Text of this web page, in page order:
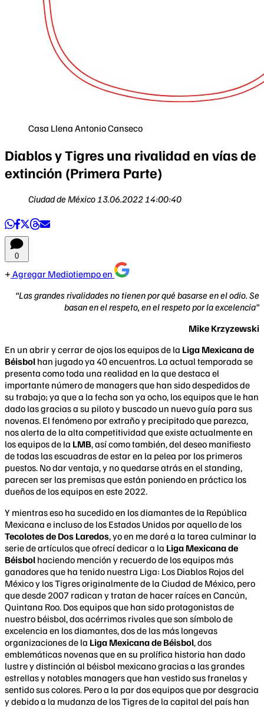
Casa Llena Antonio Canseco
Diablos y Tigres una rivalidad en vías de
extinción (Primera Parte)
Ciudad de México 13.06.2022 14:00:40
0
Agregar Mediotiempo en
“Las grandes rivalidades no tienen por qué basarse en el odio. Se
basan en el respeto, en el respeto por la excelencia”
Mike Krzyzewski
En un abrir y cerrar de ojos los equipos de la Liga Mexicana de
Béisbol han jugado ya 40 encuentros. La actual temporada se
presenta como toda una realidad en la que destaca el
importante número de managers que han sido despedidos de
su trabajo; ya que a la fecha son ya ocho, los equipos que le han
dado las gracias a su piloto y buscado un nuevo guía para sus
novenas. El fenómeno por extraño y precipitado que parezca,
nos alerta de la alta competitividad que existe actualmente en
los equipos de la LMB, así como también, del deseo manifiesto
de todas las escuadras de estar en la pelea por los primeros
puestos. No dar ventaja, y no quedarse atrás en el standing,
parecen ser las premisas que están poniendo en práctica los
dueños de los equipos en este 2022.
Y mientras eso ha sucedido en los diamantes de la República
Mexicana e incluso de los Estados Unidos por aquello de los
Tecolotes de Dos Laredos, yo en me daré a la tarea culminar la
serie de artículos que ofrecí dedicar a la Liga Mexicana de
Béisbol haciendo mención y recuerdo de los equipos más
ganadores que ha tenido nuestra Liga: Los Diablos Rojos del
México y los Tigres originalmente de la Ciudad de México, pero
que desde 2007 radican y tratan de hacer raíces en Cancún,
Quintana Roo. Dos equipos que han sido protagonistas de
nuestro béisbol, dos acérrimos rivales que son símbolo de
excelencia en los diamantes, dos de las más longevas
organizaciones de la Liga Mexicana de Béisbol, dos
emblemáticas novenas que en su prolífica historia han dado
lustre y distinción al béisbol mexicano gracias a las grandes
estrellas y notables managers que han vestido sus franelas y
sentido sus colores. Pero a la par dos equipos que por desgracia
y debido a la mudanza de los Tigres de la capital del país han